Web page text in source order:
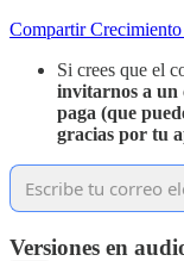
Compartir
Si crees que el
invitarnos a un
paga (que
gracias por tu
Versiones en